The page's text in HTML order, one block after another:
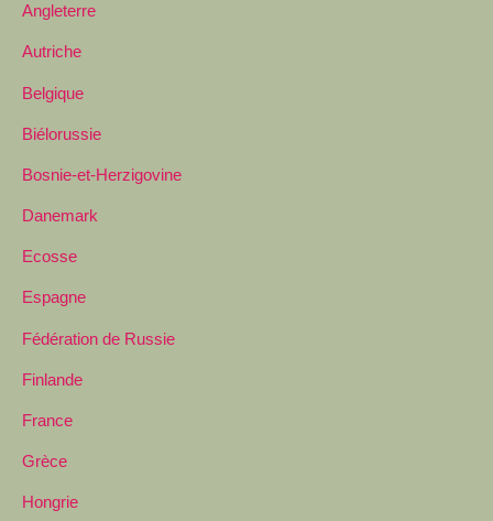
Angleterre
Autriche
Belgique
Biélorussie
Bosnie-et-Herzigovine
Danemark
Ecosse
Espagne
Fédération de Russie
Finlande
France
Grèce
Hongrie